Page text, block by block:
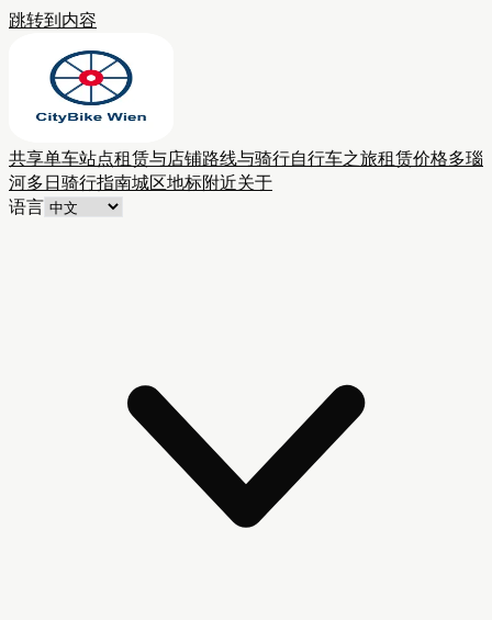
跳转到内容
共享单车站点租赁与店铺路线与骑行自行车之旅租赁价格多瑙
河多日骑行指南城区地标附近关于
语言